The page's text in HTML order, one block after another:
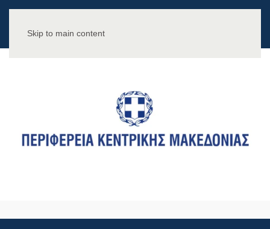
Skip to main content